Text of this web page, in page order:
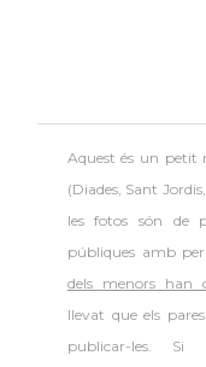
Aquest és un petit
(Diades, Sant
les fotos són de
públiques amb
dels menors han
llevat que els
publicar-les.